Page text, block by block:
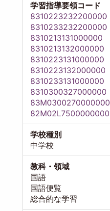
学習指導要領コード
8310223232200000
8310233232200000
8310213131000000
8310213132000000
8310223131000000
8310223132000000
8310233131000000
8310300327000000
83M0300270000000
82M02L7500000000
学校種別
中学校
教科・領域
国語
国語便覧
総合的な学習